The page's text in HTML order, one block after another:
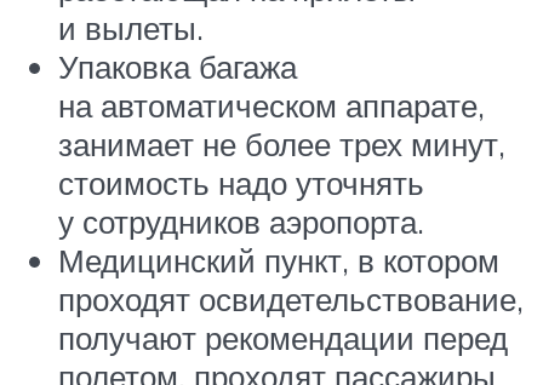
и вылеты.
Упаковка багажа
на автоматическом аппарате,
занимает не более трех минут,
стоимость надо уточнять
у сотрудников аэропорта.
Медицинский пункт, в котором
проходят освидетельствование,
получают рекомендации перед
полетом, проходят пассажиры